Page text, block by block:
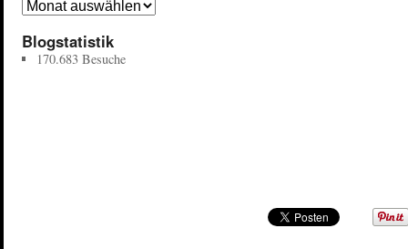
Blogstatistik
170.683 Besuche